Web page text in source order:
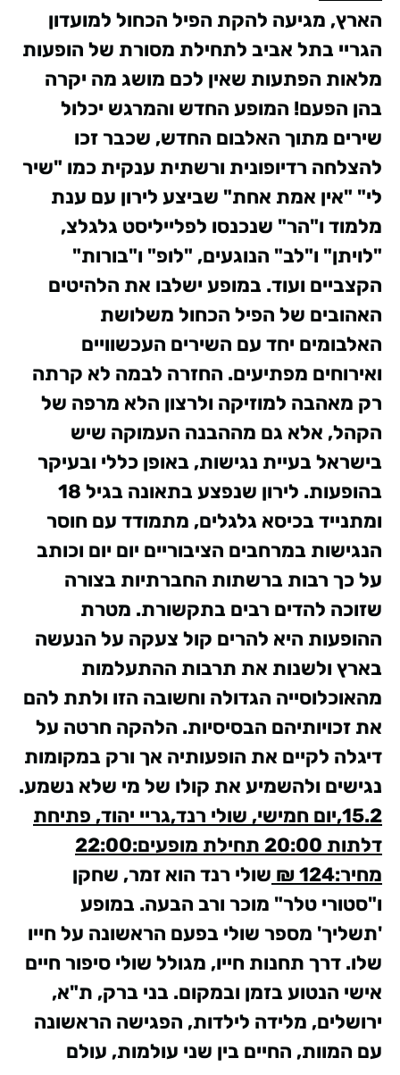
הארץ, מגיעה להקת הפיל הכחול למועדון
הגריי בתל אביב לתחילת מסורת של הופעות
מלאות הפתעות שאין לכם מושג מה יקרה
בהן הפעם! המופע החדש והמרגש יכלול
שירים מתוך האלבום החדש, שכבר זכו
להצלחה רדיופונית ורשתית ענקית כמו "שיר
לי" "אין אמת אחת" שביצע לירון עם ענת
מלמוד ו"הר" שנכנסו לפלייליסט גלגלצ,
"לויתן" ו"לב" הנוגעים, "לופ" ו"בורות"
הקצביים ועוד. במופע ישלבו את הלהיטים
האהובים של הפיל הכחול משלושת
האלבומים יחד עם השירים העכשוויים
ואירוחים מפתיעים. החזרה לבמה לא קרתה
רק מאהבה למוזיקה ולרצון הלא מרפה של
הקהל, אלא גם מההבנה העמוקה שיש
בישראל בעיית נגישות, באופן כללי ובעיקר
בהופעות. לירון שנפצע בתאונה בגיל 18
ומתנייד בכיסא גלגלים, מתמודד עם חוסר
הנגישות במרחבים הציבוריים יום יום וכותב
על כך רבות ברשתות החברתיות בצורה
שזוכה להדים רבים בתקשורת. מטרת
ההופעות היא להרים קול צעקה על הנעשה
בארץ ולשנות את תרבות ההתעלמות
מהאוכלוסייה הגדולה וחשובה הזו ולתת להם
את זכויותיהם הבסיסיות. הלהקה חרטה על
דיגלה לקיים את הופעותיה אך ורק במקומות
נגישים ולהשמיע את קולו של מי שלא נשמע.
15.2,יום חמישי, שולי רנד,גריי יהוד, פתיחת
דלתות 20:00 תחילת מופעים:22:00
מחיר:124 ₪
שולי רנד הוא זמר, שחקן
ו"סטורי טלר" מוכר ורב הבעה. במופע
'תשליך' מספר שולי בפעם הראשונה על חייו
שלו. דרך תחנות חייו, מגולל שולי סיפור חיים
אישי הנטוע בזמן ובמקום. בני ברק, ת"א,
ירושלים, מלידה לילדות, הפגישה הראשונה
עם המוות, החיים בין שני עולמות, עולם